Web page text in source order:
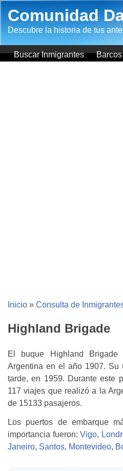
Comunidad
Descubre la historia de tus
Buscar Inmigrantes Barcos
Inicio » Consulta de
Highland Brigade
El buque Highland
Argentina en el año 1907. Su
tarde, en 1959. Durante este
117 viajes que realizó a la
de 15133 pasajeros.
Los puertos de embarque
importancia fueron:Vigo,
Janeiro, Santos, Montevideo,